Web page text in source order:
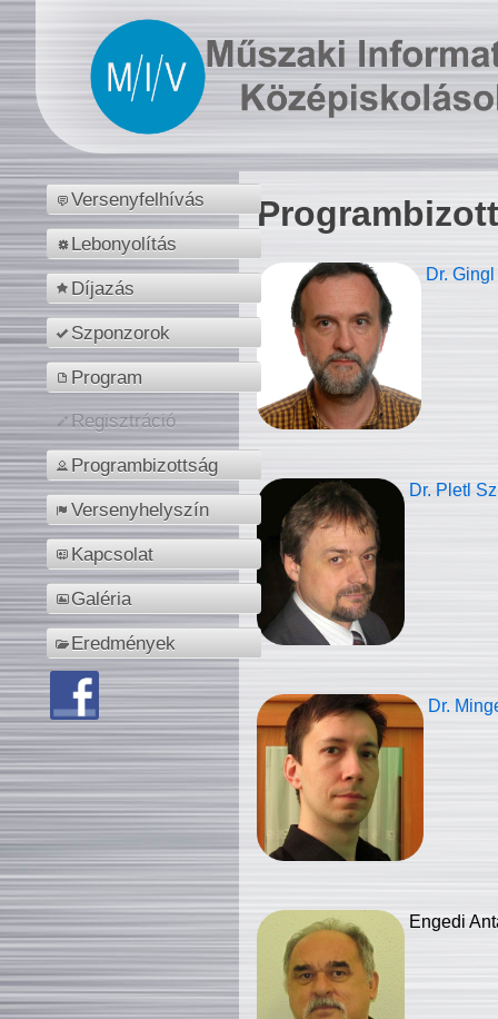
Versenyfelhívás
Lebonyolítás
Díjazás
Szponzorok
Program
Regisztráció
Programbizottság
Versenyhelyszín
Kapcsolat
Galéria
Eredmények
Dr.
Dr. Pletl
Dr.
Engedi